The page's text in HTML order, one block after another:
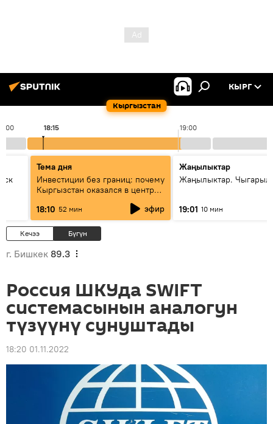
Кыргызстан
КЫРГ
19:00
18:15
Тема дня
Инвестиции без границ: почему
Кыргызстан оказался в центре
18:10 52 мин эфир
Жаңылыктар
Жаңылыктар.
19:01 10 мин
Кечээ Бүгүн
г. Бишкек 89.3
Россия ШКУда SWIFT
системасынын аналогун
түзүүнү сунуштады
18:20 01.11.2022